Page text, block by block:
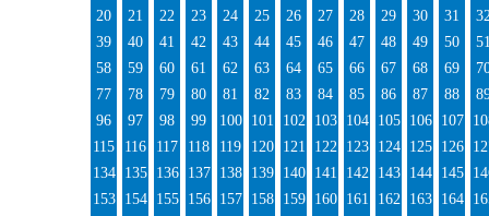
20
21 22 23 24 25 26 27 28 29 30 31
39
40 41 42 43 44 45 46 47 48 49 50
58
59 60 61 62 63 64 65 66 67 68 69
77
78 79 80 81 82 83 84 85 86 87 88
96
97 98 99 100 101 102 103 104 105 106 107
115
116 117 118 119 120 121 122 123 124 125 126
134
135 136 137 138 139 140 141 142 143 144 145
153
154 155 156 157 158 159 160 161 162 163 164